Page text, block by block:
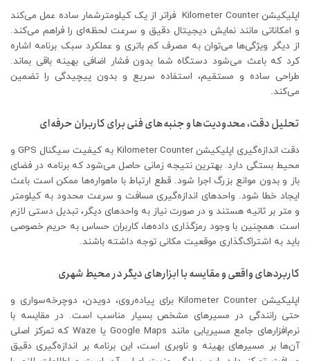
اپلیکیشن Kilometer Counter فراتر از یک کیلومترشمار ساده عمل می‌کند
و امکاناتی مانند نمایش دیجیتال دقیق و سرعت لحظه‌ای را فراهم می‌کند.
از دیگر ویژگی‌ها می‌توان به مصرف کم باتری و عملکرد سبک برنامه اشاره
کرد که باعث می‌شود دستگاه شما بدون فشار اضافی بهینه باقی بماند.
طراحی ساده و مستقیم، استفاده سریع و بدون پیچیدگی را تضمین
می‌کند.
تحلیل دقت، محدودیت‌ها و جنبه‌های فنی برای کاربران حرفه‌ای
دقت اندازه‌گیری اپلیکیشن Kilometer Counter به کیفیت سیگنال GPS و
محیط بستگی دارد. بهترین نتیجه زمانی حاصل می‌شود که برنامه در فضای
باز و بدون موانع بزرگ اجرا شود. قطع ارتباط با ماهواره‌ها ممکن است باعث
ایجاد خطا شود. واحدهای اندازه‌گیری مسافت و سرعت محدود به کیلومتر
و متر بر ثانیه هستند و در صورت نیاز به واحدهای دیگر، تبدیل دستی لازم
است. همچنین با وجود رمزگذاری داده‌ها، کاربران حساس به حریم خصوصی
باید به اشتراک‌گذاری موقعیت مکانی توجه داشته باشند.
کاربردهای واقعی و مقایسه با ابزارهای دیگر در محیط شهری
اپلیکیشن Kilometer Counter برای پیاده‌روی، دویدن، دوچرخه‌سواری و
حتی رانندگی در مسیرهای مشخص بسیار مناسب است. در مقایسه با
نرم‌افزارهای جامع مسیریابی مانند Google Maps یا Waze که تمرکز اصلی
آن‌ها بر مسیرهای بهینه و ناوبری است، این برنامه بر اندازه‌گیری دقیق